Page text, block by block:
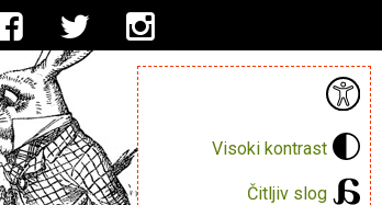
Visoki kontrast
Čitljiv slog